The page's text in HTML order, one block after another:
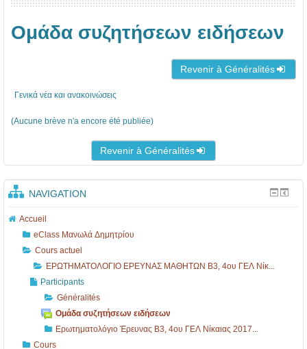
Ομάδα συζητήσεων ειδήσεων
Revenir à Généralités
Γενικά νέα και ανακοινώσεις
(Aucune brève n'a encore été publiée)
Revenir à Généralités
NAVIGATION
Accueil
eClass Μανωλά Δημητρίου
Cours actuel
ΕΡΩΤΗΜΑΤΟΛΟΓΙΟ ΕΡΕΥΝΑΣ ΜΑΘΗΤΩΝ B3, 4ου ΓΕΛ Νίκ...
Participants
Généralités
Ομάδα συζητήσεων ειδήσεων
Ερωτηματολόγιο Έρευνας B3, 4ου ΓΕΛ Νίκαιας 2017...
Cours